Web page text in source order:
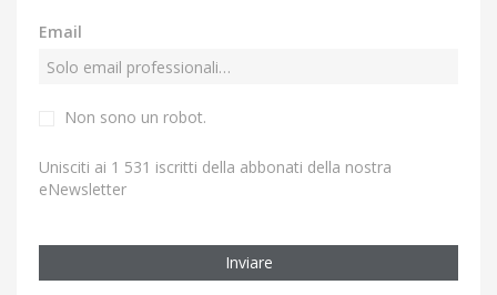
Email
Non sono un robot.
Unisciti ai 1 531 iscritti della abbonati della nostra
eNewsletter
Inviare